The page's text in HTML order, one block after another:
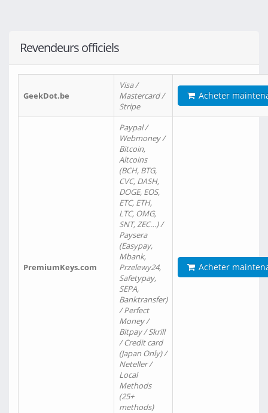
Revendeurs officiels
GeekDot.be
Visa /
Mastercard /
Stripe
Acheter
PremiumKeys.com
Paypal /
Webmoney /
Bitcoin,
Altcoins
(BCH, BTG,
CVC, DASH,
DOGE, EOS,
ETC, ETH,
LTC, OMG,
SNT, ZEC…) /
Paysera
(Easypay,
Mbank,
Przelewy24,
Safetypay,
SEPA,
Banktransfer)
/ Perfect
Money /
Bitpay / Skrill
/ Credit card
(Japan Only) /
Neteller /
Local
Methods
(25+
methods)
Acheter